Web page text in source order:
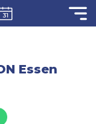
Essen